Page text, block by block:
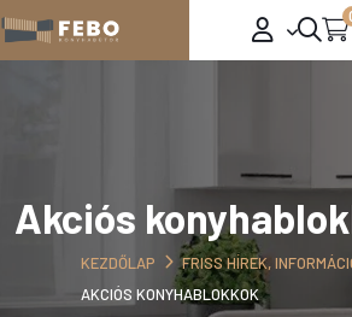
Akciós
KEZDŐLAP
FRISS HÍREK,
AKCIÓS KONYHABLOKKOK